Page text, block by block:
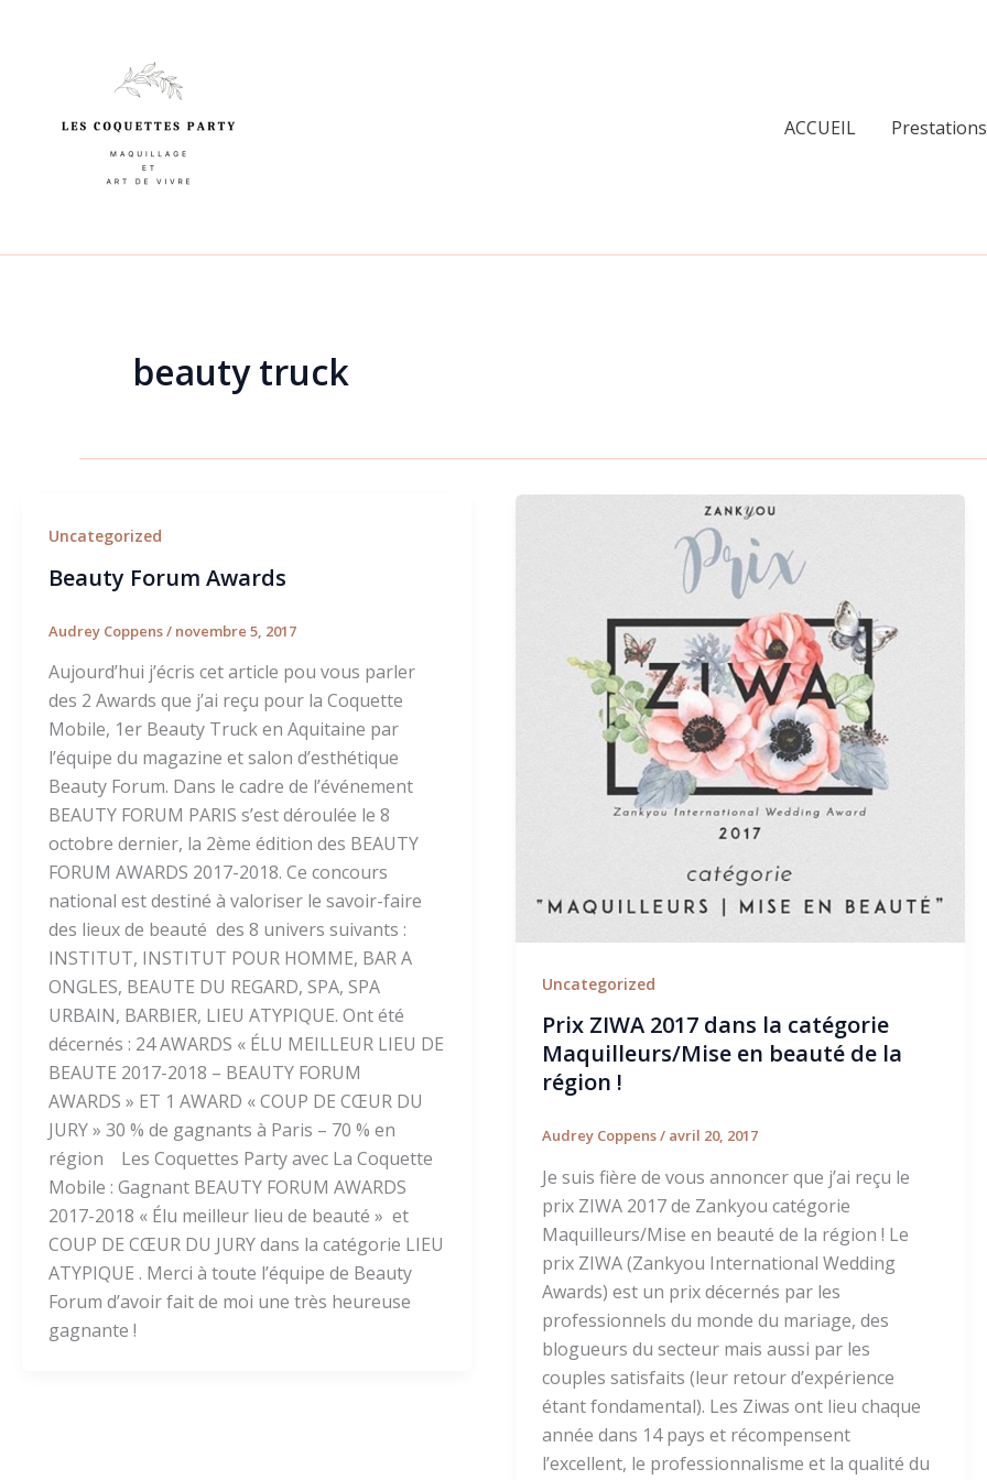
ACCUEIL Prestations
beauty truck
Uncategorized
Beauty Forum Awards
Audrey Coppens/ novembre 5, 2017
Aujourd’hui j’écris cet article pou vous parler
des 2 Awards que j’ai reçu pour la Coquette
Mobile, 1er Beauty Truck en Aquitaine par
l’équipe du magazine et salon d’esthétique
Beauty Forum. Dans le cadre de l’événement
BEAUTY FORUM PARIS s’est déroulée le 8
octobre dernier, la 2ème édition des BEAUTY
FORUM AWARDS 2017-2018. Ce concours
national est destiné à valoriser le savoir-faire
des lieux de beauté des 8 univers suivants :
INSTITUT, INSTITUT POUR HOMME, BAR A
ONGLES, BEAUTE DU REGARD, SPA, SPA
URBAIN, BARBIER, LIEU ATYPIQUE. Ont été
décernés : 24 AWARDS « ÉLU MEILLEUR LIEU DE
BEAUTE 2017-2018 – BEAUTY FORUM
AWARDS » ET 1 AWARD « COUP DE CŒUR DU
JURY » 30 % de gagnants à Paris – 70 % en
région Les Coquettes Party avec La Coquette
Mobile : Gagnant BEAUTY FORUM AWARDS
2017-2018 « Élu meilleur lieu de beauté » et
COUP DE CŒUR DU JURY dans la catégorie LIEU
ATYPIQUE . Merci à toute l’équipe de Beauty
Forum d’avoir fait de moi une très heureuse
gagnante !
Uncategorized
Prix ZIWA 2017 dans la catégorie
Maquilleurs/Mise en beauté de la
région !
Audrey Coppens/ avril 20, 2017
Je suis fière de vous annoncer que j’ai reçu le
prix ZIWA 2017 de Zankyou catégorie
Maquilleurs/Mise en beauté de la région ! Le
prix ZIWA (Zankyou International Wedding
Awards) est un prix décernés par les
professionnels du monde du mariage, des
blogueurs du secteur mais aussi par les
couples satisfaits (leur retour d’expérience
étant fondamental). Les Ziwas ont lieu chaque
année dans 14 pays et récompensent
l’excellent, le professionnalisme et la qualité du